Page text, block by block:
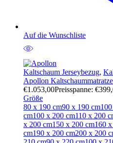
Auf die Wunschliste
Kaltschaum Jerseybezug,
Apollon Kaltschaummatratze
€1.053,00Preisspanne:
Größe
80 x 190 cm90 x 190 cm
cm100 x 200 cm110 x 200
x 200 cm150 x 200 cm160
cm190 x 200 cm200 x 200